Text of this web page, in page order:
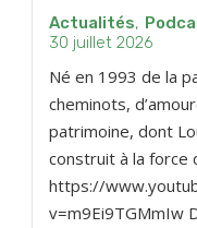
Actualités,
30 juillet 2026
Né en 1993 de la
cheminots,
patrimoine, dont
construit à la force
https://
v=m9Ei9TGMmIw